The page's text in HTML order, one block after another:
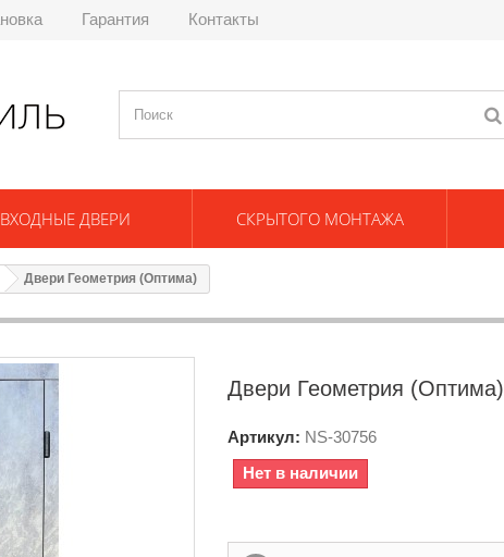
Гарантия Контакты
ВХОДНЫЕ ДВЕРИ СКРЫТОГО МОНТАЖА
Двери Геометрия (Оптима)
Двери Геометрия (Оптима)
Артикул: NS-30756
Нет в наличии